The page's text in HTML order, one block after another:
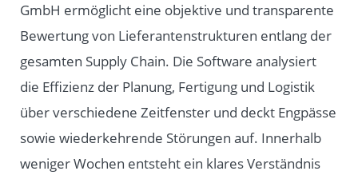
GmbH ermöglicht eine objektive und transparente
Bewertung von Lieferantenstrukturen entlang der
gesamten Supply Chain. Die Software analysiert
die Effizienz der Planung, Fertigung und Logistik
über verschiedene Zeitfenster und deckt Engpässe
sowie wiederkehrende Störungen auf. Innerhalb
weniger Wochen entsteht ein klares Verständnis